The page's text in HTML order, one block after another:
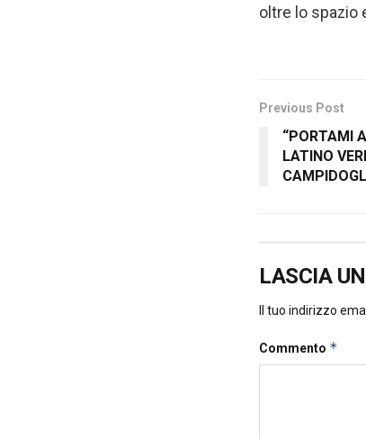
oltre lo spazio
Previous Post
“PORTAMI
LATINO
LASCIA
Il tuo indirizzo
Commento *